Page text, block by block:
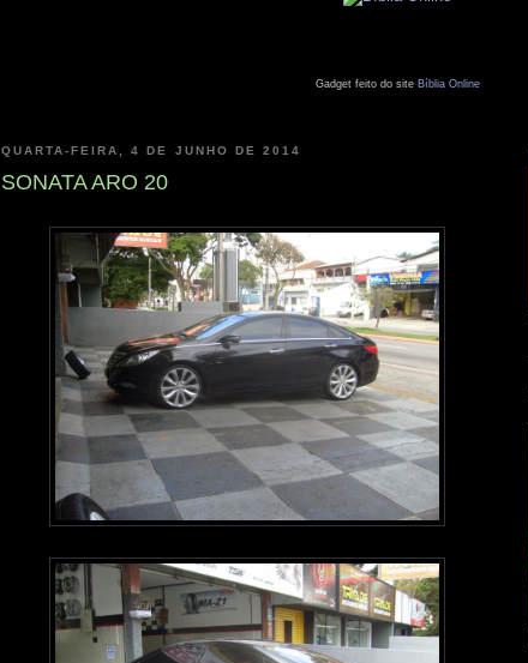
Gadget feito do site Bíblia Online
QUARTA-FEIRA, 4 DE JUNHO DE 2014
SONATA ARO 20